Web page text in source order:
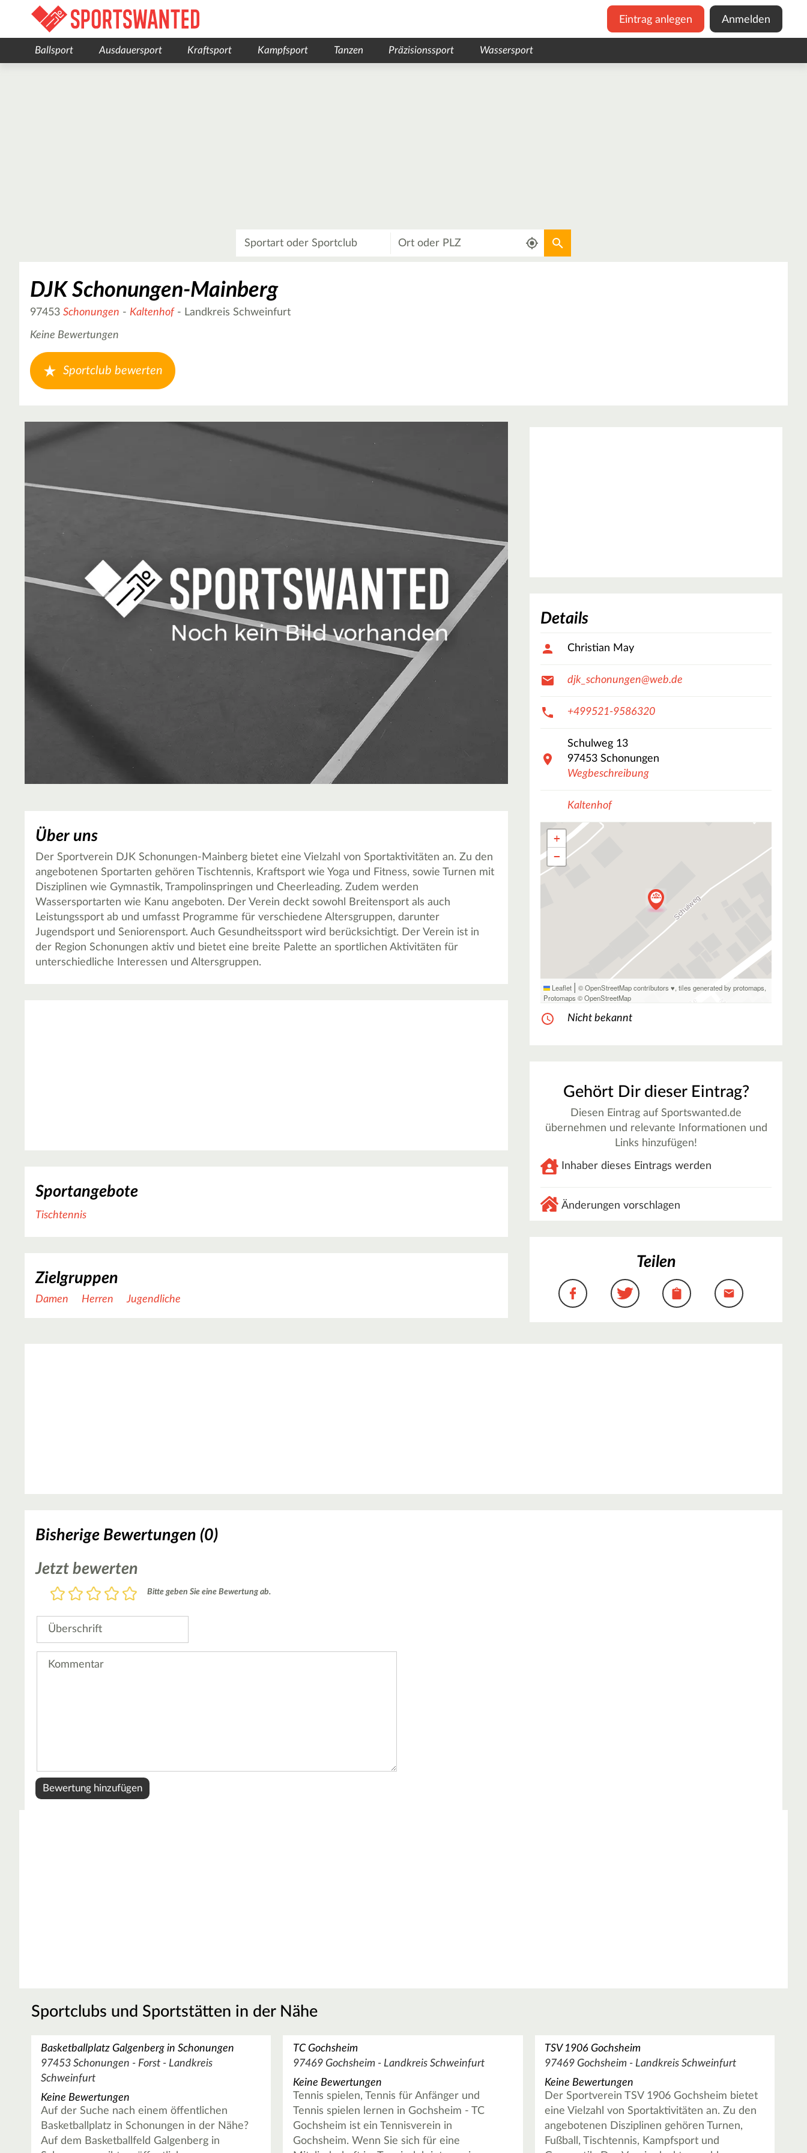
Eintrag anlegen Anmelden
Ballsport Ausdauersport Kraftsport Kampfsport Tanzen Präzisionssport Wassersport
Aktuellen Standort verwenden
DJK Schonungen-Mainberg
97453 Schonungen - Kaltenhof - Landkreis Schweinfurt
Keine Bewertungen
Sportclub bewerten
Über uns
Der Sportverein DJK Schonungen-Mainberg bietet eine Vielzahl von Sportaktivitäten an. Zu den
angebotenen Sportarten gehören Tischtennis, Kraftsport wie Yoga und Fitness, sowie Turnen mit
Disziplinen wie Gymnastik, Trampolinspringen und Cheerleading. Zudem werden
Wassersportarten wie Kanu angeboten. Der Verein deckt sowohl Breitensport als auch
Leistungssport ab und umfasst Programme für verschiedene Altersgruppen, darunter
Jugendsport und Seniorensport. Auch Gesundheitssport wird berücksichtigt. Der Verein ist in
der Region Schonungen aktiv und bietet eine breite Palette an sportlichen Aktivitäten für
unterschiedliche Interessen und Altersgruppen.
Sportangebote
Tischtennis
Zielgruppen
Damen Herren Jugendliche
Details
Christian May
djk_schonungen@web.de
+499521-9586320
Schulweg 13
97453 Schonungen
Wegbeschreibung
Kaltenhof
+
−
Leaflet | © OpenStreetMap contributors ♥,tiles generated by protomaps,
Protomaps ©OpenStreetMap
Nicht bekannt
Gehört Dir dieser Eintrag?
Diesen Eintrag auf Sportswanted.de
übernehmen und relevante Informationen und
Links hinzufügen!
Inhaber dieses Eintrags werden
Änderungen vorschlagen
Teilen
Bisherige Bewertungen (0)
Jetzt bewerten
Bewertung
5
4
3
2
1
Bitte geben Sie eine Bewertung ab.
Überschrift
Sportclubs und Sportstätten in der Nähe
Basketballplatz Galgenberg in Schonungen
97453 Schonungen - Forst - Landkreis
Schweinfurt
Keine Bewertungen
Auf der Suche nach einem öffentlichen
Basketballplatz in Schonungen in der Nähe?
Auf dem Basketballfeld Galgenberg in
TC Gochsheim
97469 Gochsheim - Landkreis Schweinfurt
Keine Bewertungen
Tennis spielen, Tennis für Anfänger und
Tennis spielen lernen in Gochsheim - TC
Gochsheim ist ein Tennisverein in
Gochsheim. Wenn Sie sich für eine
TSV 1906 Gochsheim
97469 Gochsheim - Landkreis Schweinfurt
Keine Bewertungen
Der Sportverein TSV 1906 Gochsheim bietet
eine Vielzahl von Sportaktivitäten an. Zu den
angebotenen Disziplinen gehören Turnen,
Fußball, Tischtennis, Kampfsport und